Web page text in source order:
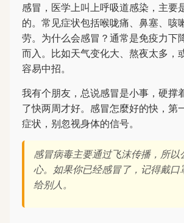
感冒，医学上叫上呼吸道感染，主要
的。常见症状包括喉咙痛、鼻塞、咳
劳。为什么会感冒？通常是免疫力下
而入。比如天气变化大、熬夜太多，
容易中招。
我有个朋友，总说感冒是小事，硬撑
了快两周才好。感冒怎麼好的快，第
症状，别忽视身体的信号。
感冒病毒主要通过飞沫传播，所以
心。如果你已经感冒了，记得戴口
给别人。